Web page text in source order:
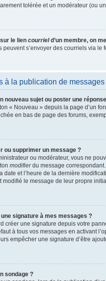
tolérée et un modérateur (ou
le lien courrield’un membre, on
peuvent s’envoyer des courriels via
à la publication de messages
nouveau sujet ou poster une
« Nouveau » depuis la page d’un
en bas de page des forums,
ou supprimer un message ?
ou modérateur, vous ne
modifierdu message correspondant.
date et l’heure de la dernière
modifié le message de leur propre
signature à mes messages ?
créer une signature depuis votre
à tous vos messages en activant
empêcher une signature d’être
sondage ?